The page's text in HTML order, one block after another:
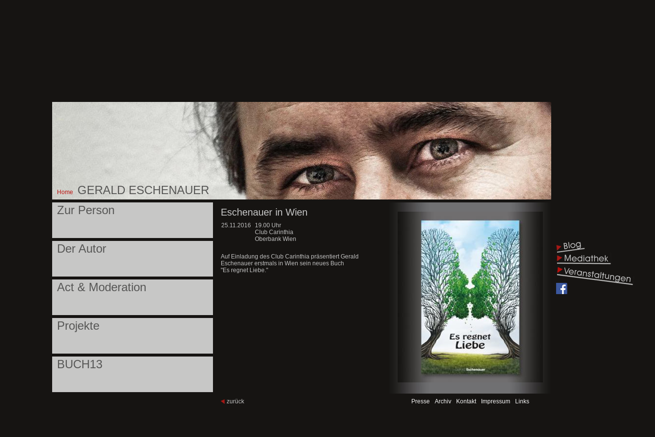
GERALD ESCHENAUER
Home
zurück Presse Archiv Kontakt Impressum Links
Zur Person
Der Autor
Act & Moderation
Projekte
BUCH13
Eschenauer in Wien
25.11.2016
19.00 Uhr
Club Carinthia
Oberbank Wien
Auf Einladung des Club Carinthia präsentiert Gerald
Eschenauer erstmals in Wien sein neues Buch
"Es regnet Liebe."